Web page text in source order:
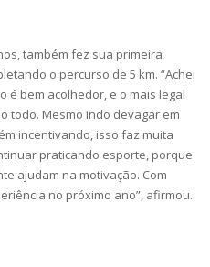
também fez sua primeira
o percurso de 5 km. “Achei
é bem acolhedor, e o mais legal
todo. Mesmo indo devagar em
incentivando, isso faz muita
praticando esporte, porque
ajudam na motivação. Com
no próximo ano”, afirmou.